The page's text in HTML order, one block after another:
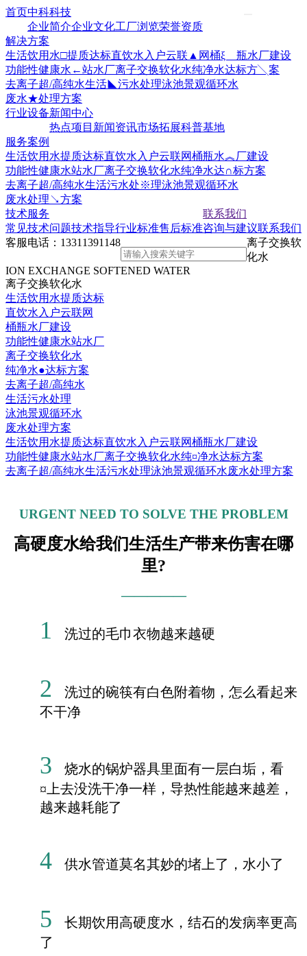
首页中科科技
企业简介企业文化工厂浏览荣誉资质
解决方案
生活饮用水□提质达标直饮水入户云联▲网桶ξ 瓶水厂建设
功能性健康水←站水厂离子交换软化水纯净水达标方╲案
去离子超/高纯水生活◣污水处理泳池景观循环水
废水★处理方案
行业设备新闻中心
热点项目 新闻资讯市场拓展科普基地
服务案例
生活饮用水提质达标直饮水入户云联网桶瓶水︽厂建设
功能性健康水站水厂离子交换软化水纯净水达∩标方案
去离子超/高纯水生活污水处※理泳池景观循环水
废水处理↘方案
技术服务
常见技术问题技术指导行业标准售后标准
联系我们
咨询与建议联系我们
客服电话： 13311391148
离子交换软
化水
ION EXCHANGE SOFTENED WATER
离子交换软化水
生活饮用水提质达标
直饮水入户云联网
桶瓶水厂建设
功能性健康水站水厂
离子交换软化水
纯净水●达标方案
去离子超/高纯水
生活污水处理
泳池景观循环水
废水处理方案
生活饮用水提质达标直饮水入户云联网桶瓶水厂建设
功能性健康水站水厂离子交换软化水纯¤净水达标方案
去离子超/高纯水生活污水处理泳池景观循环水废水处理方案
URGENT NEED TO SOLVE THE PROBLEM
高硬度水给我们生活生产带来伤害在哪
里?
—————
1 洗过的毛巾衣物越来越硬
2
洗过的碗筷有白色附着物，怎么看起来
不干净
3
烧水的锅炉器具里面有一层白垢，看
¤上去没洗干净一样，导热性能越来越差，
越来越耗能了
4 供水管道莫名其妙的堵上了，水小了
5
长期饮用高硬度水，结石的发病率更高
了